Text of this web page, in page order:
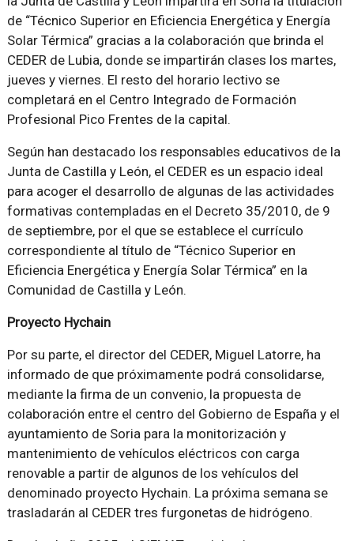
de “Técnico Superior en Eficiencia Energética y Energía
Solar Térmica” gracias a la colaboración que brinda el
CEDER de Lubia, donde se impartirán clases los martes,
jueves y viernes. El resto del horario lectivo se
completará en el Centro Integrado de Formación
Profesional Pico Frentes de la capital.
Según han destacado los responsables educativos de la
Junta de Castilla y León, el CEDER es un espacio ideal
para acoger el desarrollo de algunas de las actividades
formativas contempladas en el Decreto 35/2010, de 9
de septiembre, por el que se establece el currículo
correspondiente al título de “Técnico Superior en
Eficiencia Energética y Energía Solar Térmica” en la
Comunidad de Castilla y León.
Proyecto Hychain
Por su parte, el director del CEDER, Miguel Latorre, ha
informado de que próximamente podrá consolidarse,
mediante la firma de un convenio, la propuesta de
colaboración entre el centro del Gobierno de España y el
ayuntamiento de Soria para la monitorización y
mantenimiento de vehículos eléctricos con carga
renovable a partir de algunos de los vehículos del
denominado proyecto Hychain. La próxima semana se
trasladarán al CEDER tres furgonetas de hidrógeno.